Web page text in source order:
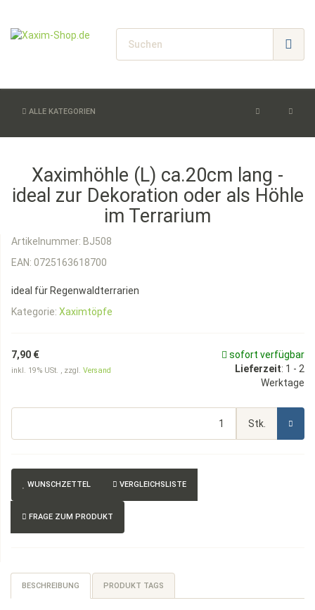
ALLE KATEGORIEN
Xaximhöhle (L) ca.20cm lang -
ideal zur Dekoration oder als Höhle
im Terrarium
Artikelnummer: BJ508
EAN: 0725163618700
ideal für Regenwaldterrarien
Kategorie: Xaximtöpfe
7,90 €
inkl. 19% USt. , zzgl. Versand
sofort verfügbar
Lieferzeit: 1 - 2
Werktage
Stk.
WUNSCHZETTEL VERGLEICHSLISTE
FRAGE ZUM PRODUKT
BESCHREIBUNG PRODUKT TAGS